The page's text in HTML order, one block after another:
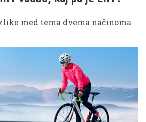
med tema dvema načinoma